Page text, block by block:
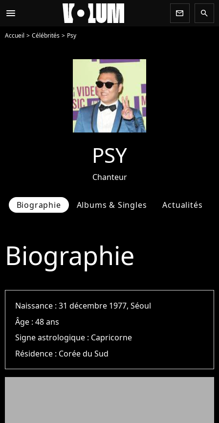
menu newsletter search
Accueil Célébrités Psy
PSY
Chanteur
Biographie Albums & Singles Actualités
Biographie
Naissance :31 décembre 1977, Séoul
Âge :48 ans
Signe astrologique : Capricorne
Résidence : Corée du Sud